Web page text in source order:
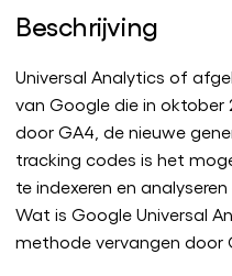
Beschrijving
Universal Analytics of
van Google die in
door GA4, de nieuwe
tracking codes is het
te indexeren en
Wat is Google Universal
methode vervangen door